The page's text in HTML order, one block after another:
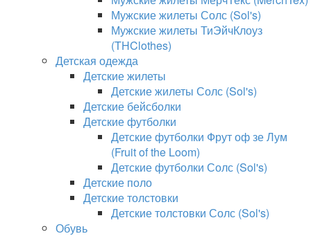
Мужские жилеты Солс (Sol's)
Мужские жилеты ТиЭйчКлоуз
(THClothes)
Детская одежда
Детские жилеты
Детские жилеты Солс (Sol's)
Детские бейсболки
Детские футболки
Детские футболки Фрут оф зе Лум
(Fruit of the Loom)
Детские футболки Солс (Sol's)
Детские поло
Детские толстовки
Детские толстовки Солс (Sol's)
Обувь